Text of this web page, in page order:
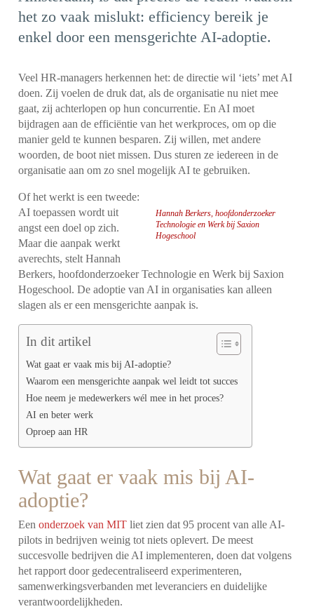
het zo vaak mislukt: efficiency bereik je
enkel door een mensgerichte AI-adoptie.
Veel HR-managers herkennen het: de directie wil ‘iets’ met AI
doen. Zij voelen de druk dat, als de organisatie nu niet mee
gaat, zij achterlopen op hun concurrentie. En AI moet
bijdragen aan de efficiëntie van het werkproces, om op die
manier geld te kunnen besparen. Zij willen, met andere
woorden, de boot niet missen. Dus sturen ze iedereen in de
organisatie aan om zo snel mogelijk AI te gebruiken.
Hannah Berkers, hoofdonderzoeker
Technologie en Werk bij Saxion
Hogeschool
Of het werkt is een tweede:
AI toepassen wordt uit
angst een doel op zich.
Maar die aanpak werkt
averechts, stelt Hannah
Berkers, hoofdonderzoeker Technologie en Werk bij Saxion
Hogeschool. De adoptie van AI in organisaties kan alleen
slagen als er een mensgerichte aanpak is.
In dit artikel
Wat gaat er vaak mis bij AI-adoptie?
Waarom een mensgerichte aanpak wel leidt tot succes
Hoe neem je medewerkers wél mee in het proces?
AI en beter werk
Oproep aan HR
Wat gaat er vaak mis bij AI-
adoptie?
Eenonderzoek van MIT liet zien dat 95 procent van alle AI-
pilots in bedrijven weinig tot niets oplevert. De meest
succesvolle bedrijven die AI implementeren, doen dat volgens
het rapport door gedecentraliseerd experimenteren,
samenwerkingsverbanden met leveranciers en duidelijke
verantwoordelijkheden.